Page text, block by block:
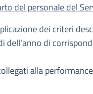
del personale del
dei criteri
dell'anno di
alla